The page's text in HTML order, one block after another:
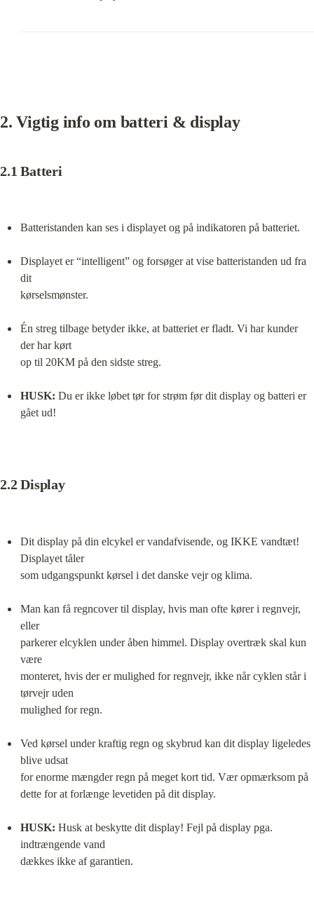
2. Vigtig info om batteri & display
2.1 Batteri
Batteristanden kan ses i displayet og på indikatoren på batteriet.
Displayet er “intelligent” og forsøger at vise batteristanden ud fra
dit
kørselsmønster.
Én streg tilbage betyder ikke, at batteriet er fladt. Vi har kunder
der har kørt
op til 20KM på den sidste streg.
HUSK: Du er ikke løbet tør for strøm før dit display og batteri er
gået ud!
2.2 Display
Dit display på din elcykel er vandafvisende, og IKKE vandtæt!
Displayet tåler
som udgangspunkt kørsel i det danske vejr og klima.
Man kan få regncover til display, hvis man ofte kører i regnvejr,
eller
parkerer elcyklen under åben himmel. Display overtræk skal kun
være
monteret, hvis der er mulighed for regnvejr, ikke når cyklen står i
tørvejr uden
mulighed for regn.
Ved kørsel under kraftig regn og skybrud kan dit display ligeledes
blive udsat
for enorme mængder regn på meget kort tid. Vær opmærksom på
dette for at forlænge levetiden på dit display.
HUSK: Husk at beskytte dit display! Fejl på display pga.
indtrængende vand
dækkes ikke af garantien.